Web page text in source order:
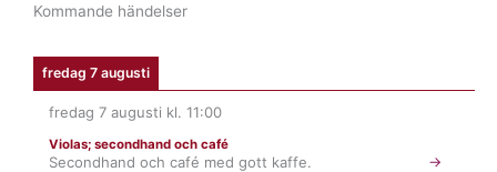
Kommande händelser
fredag 7 augusti
fredag 7 augusti kl. 11:00
Violas; secondhand och café
Secondhand och café med gott kaffe.
→